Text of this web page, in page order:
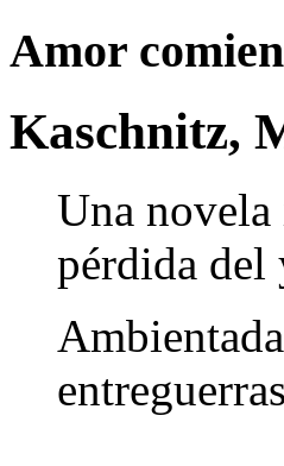
Amor
Kaschnitz,
Una
pérdida del